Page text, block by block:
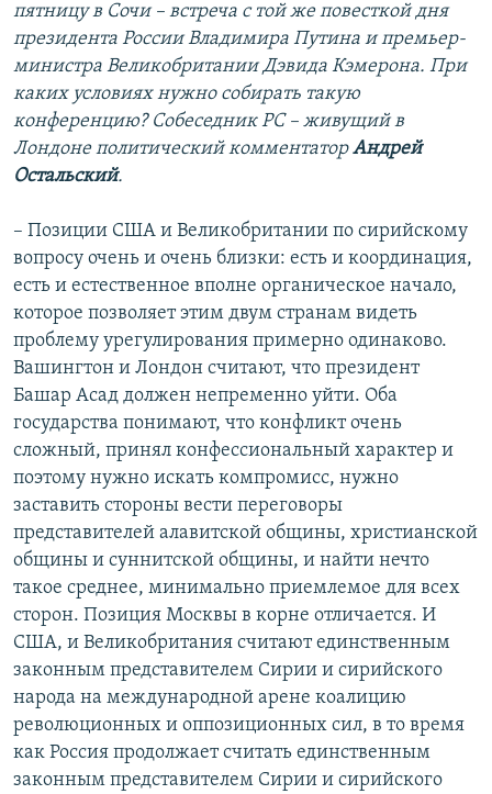
пятницу в Сочи – встреча с той же повесткой дня
президента России Владимира Путина и премьер-
министра Великобритании Дэвида Кэмерона. При
каких условиях нужно собирать такую
конференцию? Собеседник РС – живущий в
Лондоне политический комментаторАндрей
Остальский.
– Позиции США и Великобритании по сирийскому
вопросу очень и очень близки: есть и координация,
есть и естественное вполне органическое начало,
которое позволяет этим двум странам видеть
проблему урегулирования примерно одинаково.
Вашингтон и Лондон считают, что президент
Башар Асад должен непременно уйти. Оба
государства понимают, что конфликт очень
сложный, принял конфессиональный характер и
поэтому нужно искать компромисс, нужно
заставить стороны вести переговоры
представителей алавитской общины, христианской
общины и суннитской общины, и найти нечто
такое среднее, минимально приемлемое для всех
сторон. Позиция Москвы в корне отличается. И
США, и Великобритания считают единственным
законным представителем Сирии и сирийского
народа на международной арене коалицию
революционных и оппозиционных сил, в то время
как Россия продолжает считать единственным
законным представителем Сирии и сирийского